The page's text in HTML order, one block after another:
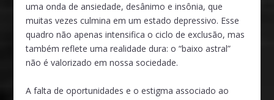
uma onda de ansiedade, desânimo e insônia, que
muitas vezes culmina em um estado depressivo. Esse
quadro não apenas intensifica o ciclo de exclusão, mas
também reflete uma realidade dura: o “baixo astral”
não é valorizado em nossa sociedade.
A falta de oportunidades e o estigma associado ao